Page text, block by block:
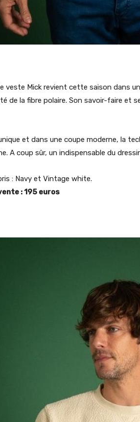
veste Mick revient cette saison dans
de la fibre polaire. Son savoir-faire et
unique et dans une coupe moderne, la
A coup sûr, un indispensable du
: Navy et Vintage white.
: 195 euros